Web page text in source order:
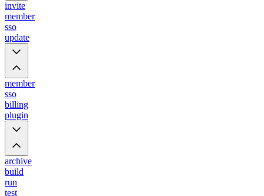
invite
member
sso
update
member
sso
billing
plugin
archive
build
run
test